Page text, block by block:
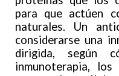
para que actúen
naturales. Un
considerarse una
dirigida, según
inmunoterapia, los